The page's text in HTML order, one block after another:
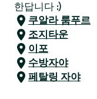
한답니다 :)
쿠알라 룸푸르
조지타운
이포
수방자야
페탈링 자야